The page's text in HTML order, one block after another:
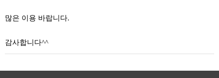
많은 이용 바랍니다.
감사합니다^^